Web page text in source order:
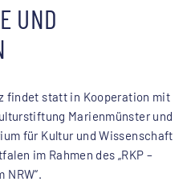
UND
findet statt in Kooperation mit
Marienmünster und
für Kultur und Wissenschaft
im Rahmen des „RKP –
NRW“.